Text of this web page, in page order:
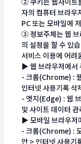
자의 컴퓨터 브라우
PC 또는 모바일에
③ 정보주체는 웹 브
의 설정을 할 수 있
서비스 이용에 어려
▶ 웹 브라우저에서
- 크롬(Chrome) :
인터넷 사용기록 삭
- 엣지(Edge) : 웹
및 사이트 데이터 관
▶ 모바일 브라우저
- 크롬(Chrome) :
안 > 인터넷 사용기